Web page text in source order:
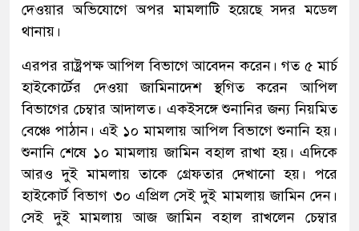
দেওয়ার অভিযোগে অপর মামলাটি হয়েছে সদর মডেল
থানায়।
এরপর রাষ্ট্রপক্ষ আপিল বিভাগে আবেদন করেন। গত ৫ মার্চ
হাইকোর্টের দেওয়া জামিনাদেশ স্থগিত করেন আপিল
বিভাগের চেম্বার আদালত। একইসঙ্গে শুনানির জন্য নিয়মিত
বেঞ্চে পাঠান। এই ১০ মামলায় আপিল বিভাগে শুনানি হয়।
শুনানি শেষে ১০ মামলায় জামিন বহাল রাখা হয়। এদিকে
আরও দুই মামলায় তাকে গ্রেফতার দেখানো হয়। পরে
হাইকোর্ট বিভাগ ৩০ এপ্রিল সেই দুই মামলায় জামিন দেন।
সেই দুই মামলায় আজ জামিন বহাল রাখলেন চেম্বার